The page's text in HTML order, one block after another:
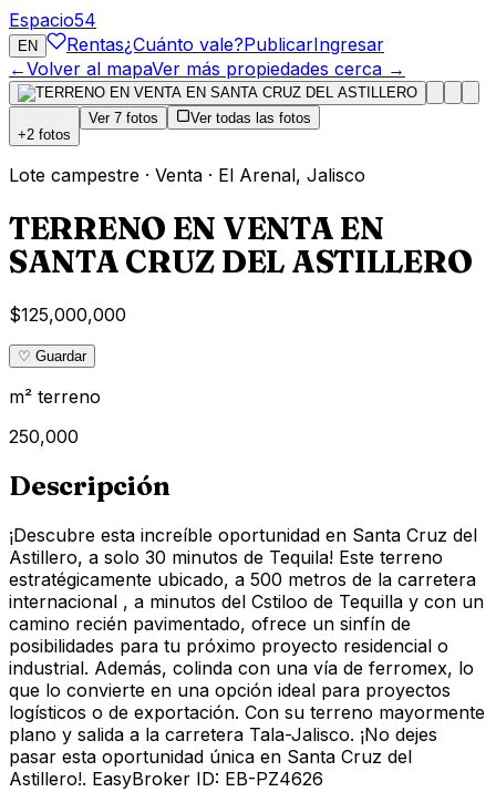
Espacio54
EN Rentas¿Cuánto vale?PublicarIngresar
←Volver al mapaVer más propiedades cerca →
+2 fotos
Ver 7 fotos Ver todas las fotos
Lote campestre · Venta · El Arenal, Jalisco
TERRENO EN VENTA EN
SANTA CRUZ DEL ASTILLERO
$125,000,000
♡ Guardar
m² terreno
250,000
Descripción
¡Descubre esta increíble oportunidad en Santa Cruz del
Astillero, a solo 30 minutos de Tequila! Este terreno
estratégicamente ubicado, a 500 metros de la carretera
internacional , a minutos del Cstiloo de Tequilla y con un
camino recién pavimentado, ofrece un sinfín de
posibilidades para tu próximo proyecto residencial o
industrial. Además, colinda con una vía de ferromex, lo
que lo convierte en una opción ideal para proyectos
logísticos o de exportación. Con su terreno mayormente
plano y salida a la carretera Tala-Jalisco. ¡No dejes
pasar esta oportunidad única en Santa Cruz del
Astillero!. EasyBroker ID: EB-PZ4626